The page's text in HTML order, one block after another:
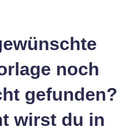
noch
gefunden?
wirst du in